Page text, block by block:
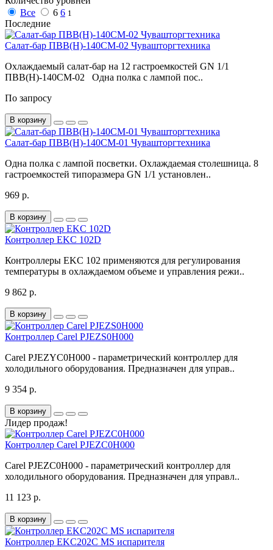
Все
6 6 1
Последние
Салат-бар ПВВ(Н)-140СМ-02 Чувашторгтехника
Охлаждаемый салат-бар на 12 гастроемкостей GN 1/1
ПВВ(Н)-140СМ-02 Одна полка с лампой пос..
По запросу
В корзину
Салат-бар ПВВ(Н)-140СМ-01 Чувашторгтехника
Одна полка с лампой посветки. Охлаждаемая столешница. 8
гастроемкостей типоразмера GN 1/1 установлен..
969 р.
В корзину
Контроллер EKC 102D
Контроллеры EKC 102 применяются для регулирования
температуры в охлаждаемом объеме и управления режи..
9 862 р.
В корзину
Контроллер Carel PJEZS0H000
Carel PJEZYC0H000 - параметрический контроллер для
холодильного оборудования. Предназначен для управ..
9 354 р.
В корзину
Лидер продаж!
Контроллер Carel PJEZC0H000
Carel PJEZC0H000 - параметрический контроллер для
холодильного оборудования. Предназначен для управл..
11 123 р.
В корзину
Контроллер EKC202C MS испарителя